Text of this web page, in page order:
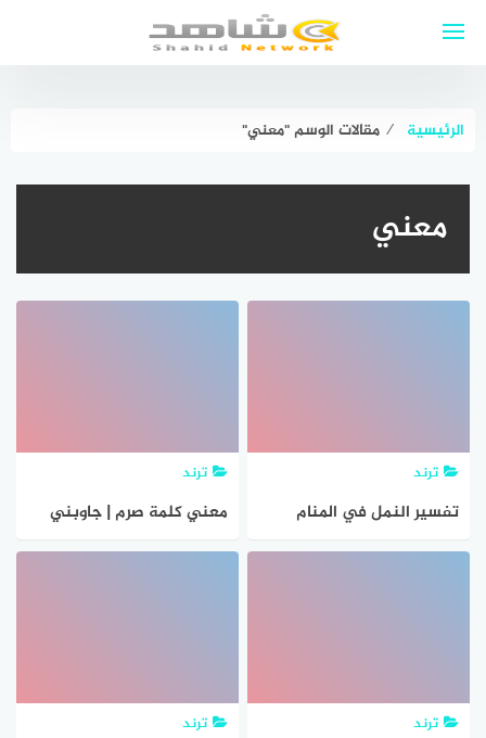
الرئيسية ⁄ مقالات الوسم "معني"
معني
ترند
تفسير النمل في المنام
معني حلم النمل
ترند
معني كلمة صرم | جاوبني
هوست
ترند ترند